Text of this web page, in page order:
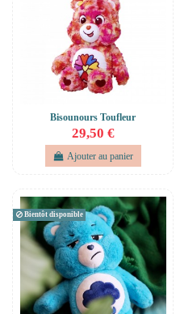
Bisounours Toufleur
29,50 €
Ajouter au panier
Bientôt disponible